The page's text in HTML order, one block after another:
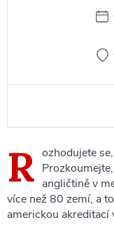
R ozhodujete
angličtině v
více než 80 zemí, a
americkou akreditací